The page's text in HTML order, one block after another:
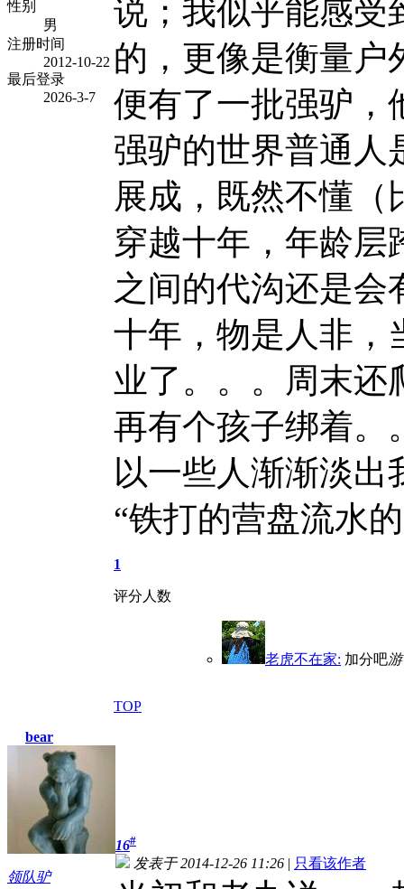
性别
男
注册时间
2012-10-22
最后登录
2026-3-7
说；我似乎能感受
的，更像是衡量户
便有了一批强驴，
强驴的世界普通人
展成，既然不懂（
穿越十年，年龄层
之间的代沟还是会
十年，物是人非，
业了。。。周末还
再有个孩子绑着。
以一些人渐渐淡出
“铁打的营盘流水
1
评分人数
老虎不在家: 加分吧
TOP
bear
领队驴
16#
发表于 2014-12-26 11:26 | 只看该作者